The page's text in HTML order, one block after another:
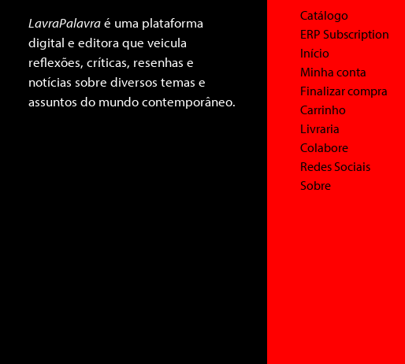
LavraPalavraé uma plataforma
digital e editora que veicula
reflexões, críticas, resenhas e
notícias sobre diversos temas e
assuntos do mundo contemporâneo.
Catálogo
ERP Subscription
Início
Minha conta
Finalizar compra
Carrinho
Livraria
Colabore
Redes Sociais
Sobre